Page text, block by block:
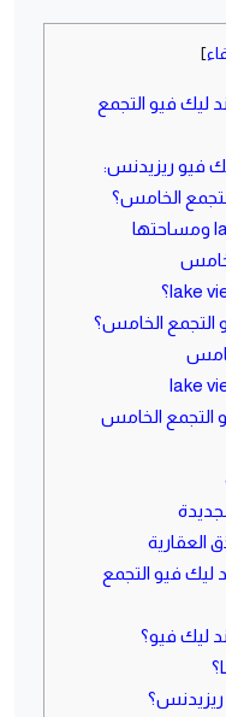
]
ليك فيو التجمع
فيو ريزيدنس:
الخامس؟
التجمع الخامس؟
التجمع الخامس
العقارية
ليك فيو التجمع
ليك فيو؟